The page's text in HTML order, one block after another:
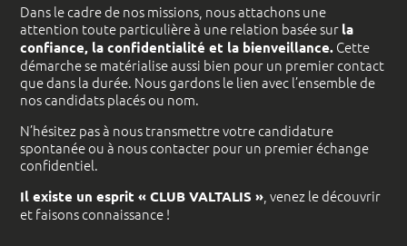
Dans le cadre de nos missions, nous attachons une
attention toute particulière à une relation basée sur la
confiance, la confidentialité et la bienveillance. Cette
démarche se matérialise aussi bien pour un premier contact
que dans la durée. Nous gardons le lien avec l’ensemble de
nos candidats placés ou nom.
N’hésitez pas à nous transmettre votre candidature
spontanée ou à nous contacter pour un premier échange
confidentiel.
Il existe un esprit « CLUB VALTALIS » , venez le découvrir
et faisons connaissance !